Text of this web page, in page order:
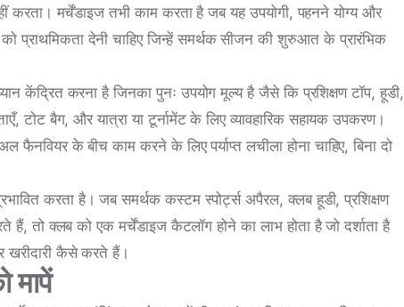
करता। मर्चेंडाइज तभी काम करता है जब यह उपयोगी, पहनने योग्य और
प्राथमिकता देनी चाहिए जिन्हें समर्थक सीजन की शुरुआत के प्रारंभिक
केंद्रित करना है जिनका पुनः उपयोग मूल्य है जैसे कि प्रशिक्षण टॉप, हूडी,
टोट बैग, और यात्रा या टूर्नामेंट के लिए व्यावहारिक सहायक उपकरण।
फैनवियर के बीच काम करने के लिए पर्याप्त लचीला होना चाहिए, बिना दो
करता है। जब समर्थक कस्टम स्पोर्ट्स अपैरल, क्लब हूडी, प्रशिक्षण
तो क्लब को एक मर्चेंडाइज कैटलॉग होने का लाभ होता है जो दर्शाता है
खरीदारी कैसे करते हैं।
मापें